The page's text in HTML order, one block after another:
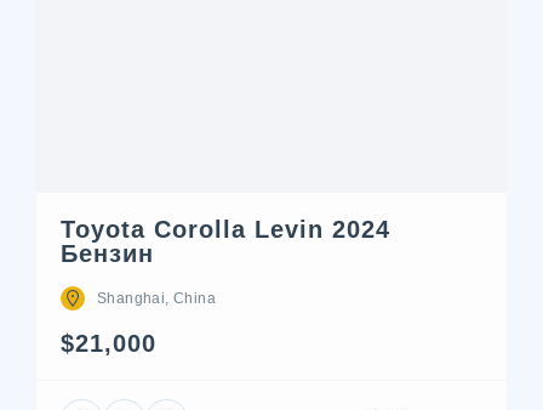
Toyota Corolla Levin 2024
Бензин
Shanghai, China
$21,000